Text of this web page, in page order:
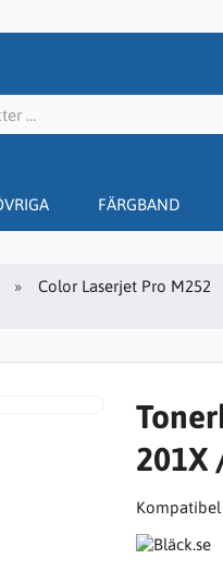
FÄRGBAND
Color Laserjet Pro M252
201X